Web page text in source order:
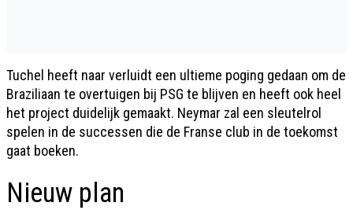
Tuchel heeft naar verluidt een ultieme poging gedaan om de
Braziliaan te overtuigen bij PSG te blijven en heeft ook heel
het project duidelijk gemaakt. Neymar zal een sleutelrol
spelen in de successen die de Franse club in de toekomst
gaat boeken.
Nieuw plan